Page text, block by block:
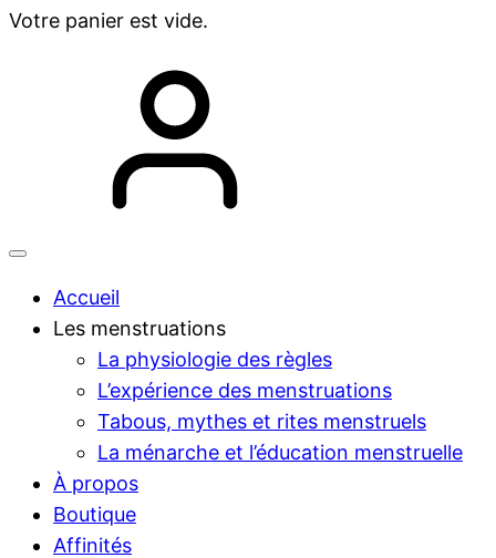
Votre panier est vide.
Accueil
Les menstruations
La physiologie des règles
L’expérience des menstruations
Tabous, mythes et rites menstruels
La ménarche et l’éducation menstruelle
À propos
Boutique
Affinités